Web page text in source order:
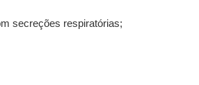
secreções respiratórias;